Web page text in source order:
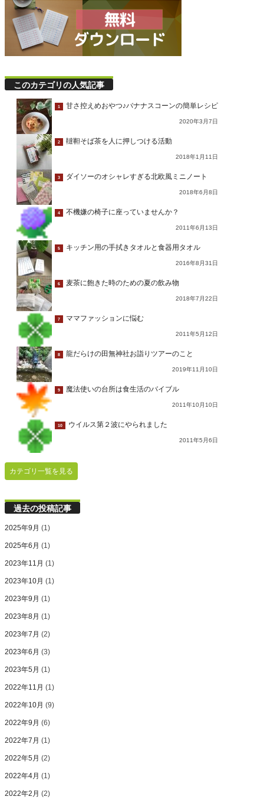
このカテゴリの人気記事
1 甘さ控えめおやつ♪バナナスコーンの簡単レシピ
2020年3月7日
2 韃靼そば茶を人に押しつける活動
2018年1月11日
3 ダイソーのオシャレすぎる北欧風ミニノート
2018年6月8日
4 不機嫌の椅子に座っていませんか？
2011年6月13日
5 キッチン用の手拭きタオルと食器用タオル
2016年8月31日
6 麦茶に飽きた時のための夏の飲み物
2018年7月22日
7 ママファッションに悩む
2011年5月12日
8 龍だらけの田無神社お詣りツアーのこと
2019年11月10日
9 魔法使いの台所は食生活のバイブル
2011年10月10日
10 ウイルス第２波にやられました
2011年5月6日
カテゴリ一覧を見る
過去の投稿記事
2025年9月 (1)
2025年6月 (1)
2023年11月 (1)
2023年10月 (1)
2023年9月 (1)
2023年8月 (1)
2023年7月 (2)
2023年6月 (3)
2023年5月 (1)
2022年11月 (1)
2022年10月 (9)
2022年9月 (6)
2022年7月 (1)
2022年5月 (2)
2022年4月 (1)
2022年2月 (2)